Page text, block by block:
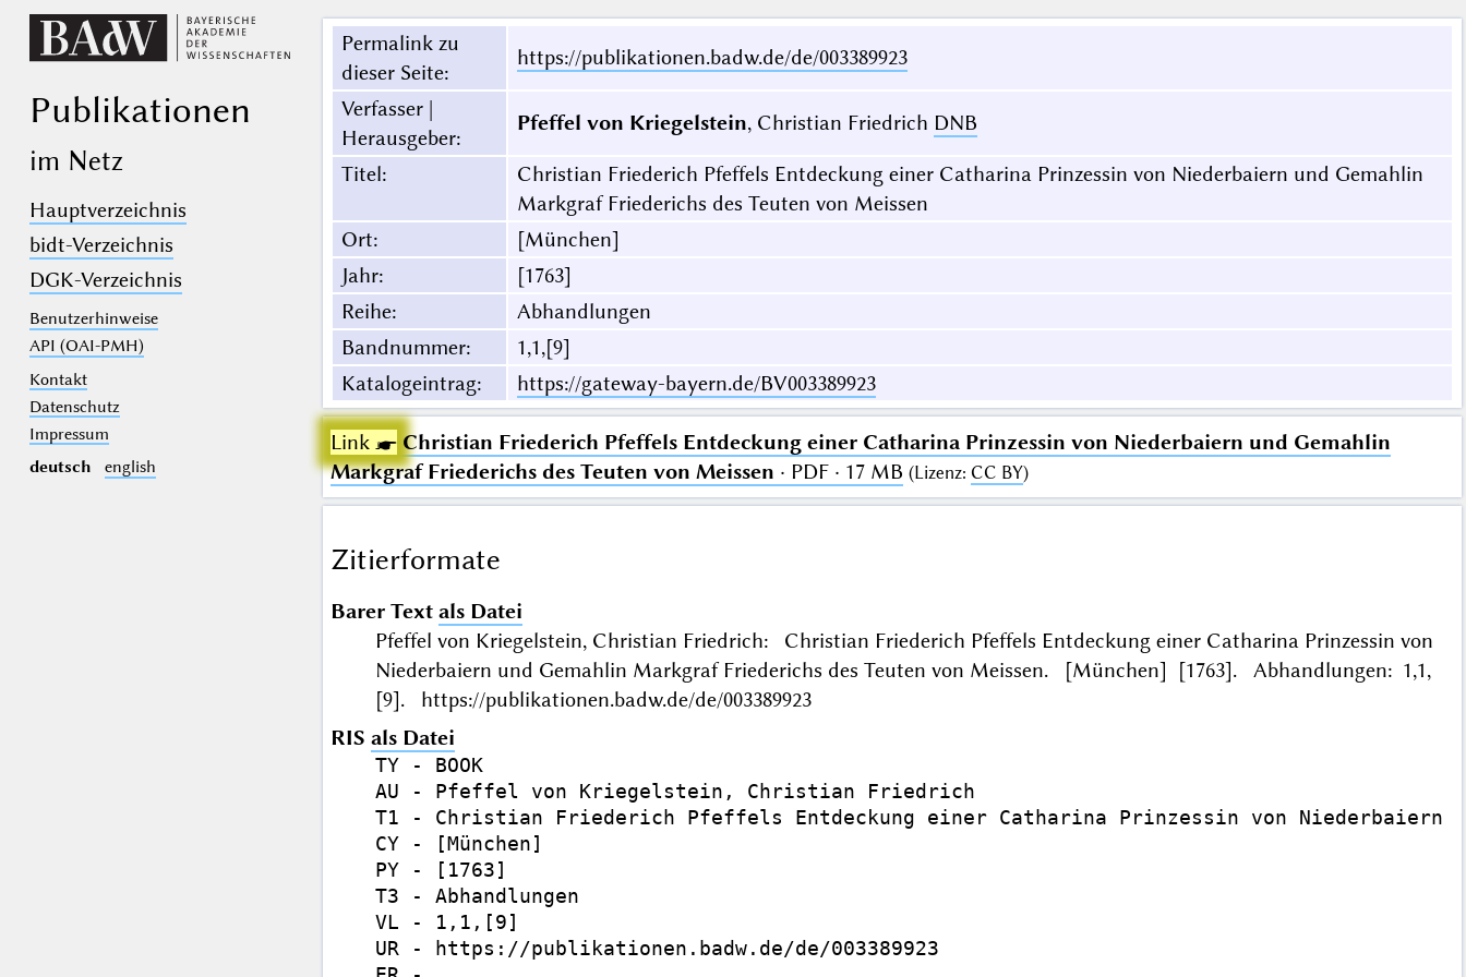
Publikationen
im Netz
Hauptverzeichnis
bidt-Verzeichnis
DGK-Verzeichnis
Benutzerhinweise
API (OAI-PMH)
Kontakt
Datenschutz
Impressum
deutsch
english
Permalink zu
dieser Seite:
https://publikationen.badw.de/de/003389923
Verfasser |
Herausgeber:
Pfeffel von Kriegelstein, Christian Friedrich DNB
Titel:
Christian Friederich Pfeffels Entdeckung einer Catharina Prinzessin von Niederbaiern und Gemahlin
Markgraf Friederichs des Teuten von Meissen
Ort:
[München]
Jahr:
[1763]
Reihe:
Abhandlungen
Bandnummer:
1,1,[9]
Katalogeintrag: https://gateway-bayern.de/BV003389923
Link ☛ Christian Friederich Pfeffels Entdeckung einer Catharina Prinzessin von Niederbaiern und Gemahlin
Markgraf Friederichs des Teuten von Meissen · PDF · 17 MB (Lizenz: CC BY)
Zitierformate
Barer Text als Datei
Pfeffel von Kriegelstein, Christian Friedrich: Christian Friederich Pfeffels Entdeckung einer Catharina Prinzessin von
Niederbaiern und Gemahlin Markgraf Friederichs des Teuten von Meissen. [München] [1763]. Abhandlungen: 1,1,
[9]. https://publikationen.badw.de/de/003389923
RIS als Datei
TY - BOOK
AU - Pfeffel von Kriegelstein, Christian Friedrich
T1 - Christian Friederich Pfeffels Entdeckung einer Catharina Prinzessin von Niederbaiern
CY - [München]
PY - [1763]
T3 - Abhandlungen
VL - 1,1,[9]
UR - https://publikationen.badw.de/de/003389923